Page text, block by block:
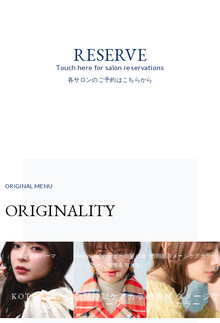
RESERVE
Touch here for salon reservations
各サロンのご予約はこちらから
ORIGINAL MENU
ORIGINALITY
コテマキパーマ
KOTEMAKI
PERM
Always be young 〜白髪の進
行になるべく影響を与えない
カラー剤
白髪抑制ケアカラ
ー
透明感ダメージケアカラー
透明感 ダメージケ
アカラー